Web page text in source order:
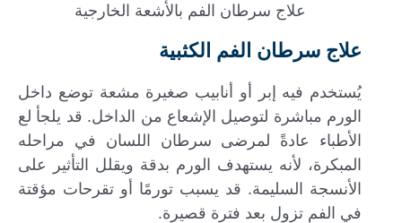
علاج سرطان الفم بالأشعة الخارجية
علاج سرطان الفم الكثبية
يُستخدم فيه إبر أو أنابيب صغيرة مشعة توضع داخل
الورم مباشرة لتوصيل الإشعاع من الداخل. قد يلجأ لع
الأطباء عادةً لمرضى سرطان اللسان في مراحله
المبكرة، لأنه يستهدف الورم بدقة ويقلل التأثير على
الأنسجة السليمة. قد يسبب تورمًا أو تقرحات مؤقتة
في الفم تزول بعد فترة قصيرة.